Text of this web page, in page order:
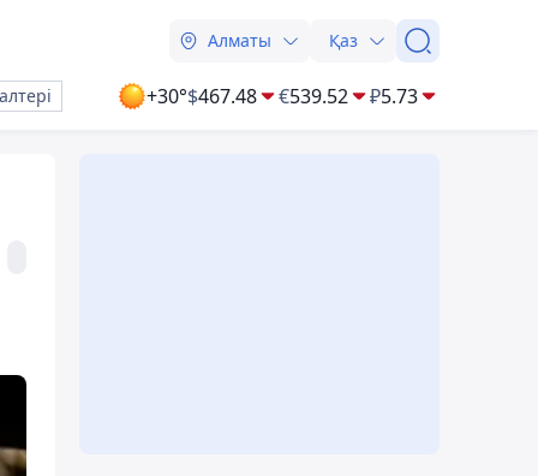
Алматы Қаз
+30°$467.48 €539.52 ₽5.73